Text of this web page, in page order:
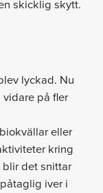
skicklig skytt.
lyckad. Nu
vidare på fler
eller
kring
det snittar
iver i